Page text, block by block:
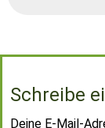
Schreibe
Deine E-Mail-